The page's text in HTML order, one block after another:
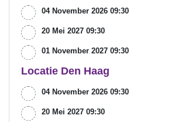
04 November 2026 09:30
20 Mei 2027 09:30
01 November 2027 09:30
Locatie Den Haag
04 November 2026 09:30
20 Mei 2027 09:30